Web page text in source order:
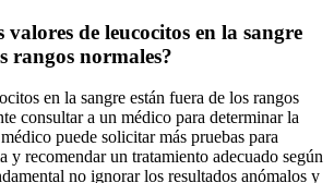
valores de leucocitos en la sangre
rangos normales?
en la sangre están fuera de los rangos
consultar a un médico para determinar la
puede solicitar más pruebas para
y recomendar un tratamiento adecuado según
no ignorar los resultados anómalos y